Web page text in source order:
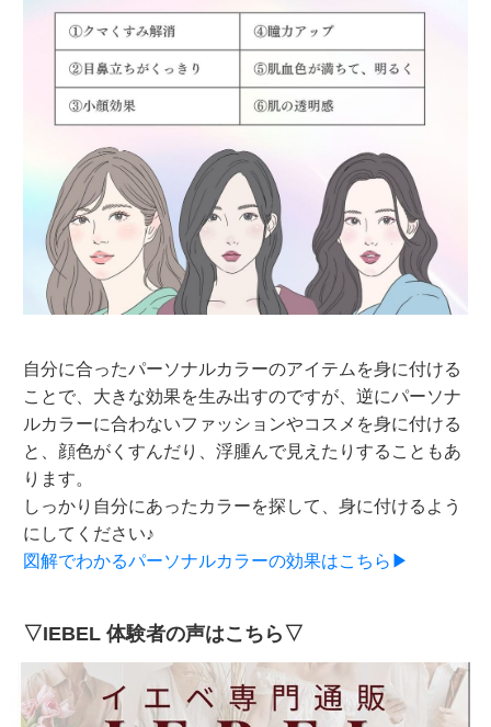
自分に合ったパーソナルカラーのアイテムを身に付ける
ことで、大きな効果を生み出すのですが、逆にパーソナ
ルカラーに合わないファッションやコスメを身に付ける
と、顔色がくすんだり、浮腫んで見えたりすることもあ
ります。
しっかり自分にあったカラーを探して、身に付けるよう
にしてください♪
図解でわかるパーソナルカラーの効果はこちら▶
▽IEBEL 体験者の声はこちら▽